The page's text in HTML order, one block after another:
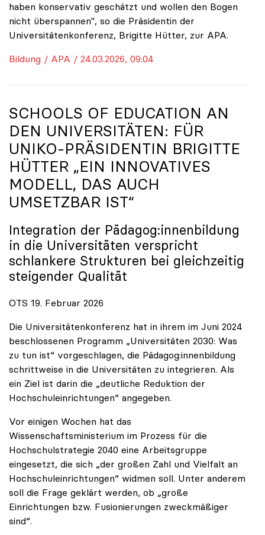
haben konservativ geschätzt und wollen den Bogen
nicht überspannen", so die Präsidentin der
Universitätenkonferenz, Brigitte Hütter, zur APA.
Bildung / APA / 24.03.2026, 09:04
SCHOOLS OF EDUCATION AN
DEN UNIVERSITÄTEN: FÜR
UNIKO-PRÄSIDENTIN BRIGITTE
HÜTTER „EIN INNOVATIVES
MODELL, DAS AUCH
UMSETZBAR IST“
Integration der Pädagog:innenbildung
in die Universitäten verspricht
schlankere Strukturen bei gleichzeitig
steigender Qualität
OTS 19. Februar 2026
Die Universitätenkonferenz hat in ihrem im Juni 2024
beschlossenen Programm „Universitäten 2030: Was
zu tun ist“ vorgeschlagen, die Pädagog:innenbildung
schrittweise in die Universitäten zu integrieren. Als
ein Ziel ist darin die „deutliche Reduktion der
Hochschuleinrichtungen“ angegeben.
Vor einigen Wochen hat das
Wissenschaftsministerium im Prozess für die
Hochschulstrategie 2040 eine Arbeitsgruppe
eingesetzt, die sich „der großen Zahl und Vielfalt an
Hochschuleinrichtungen“ widmen soll. Unter anderem
soll die Frage geklärt werden, ob „große
Einrichtungen bzw. Fusionierungen zweckmäßiger
sind“.